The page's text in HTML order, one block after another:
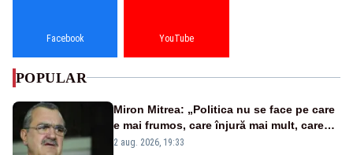
Facebook YouTube
POPULAR
Miron Mitrea: „Politica nu se face pe care
e mai frumos, care înjură mai mult, care
țipă mai tare, ci pe proiecte”
2 aug. 2026, 19:33